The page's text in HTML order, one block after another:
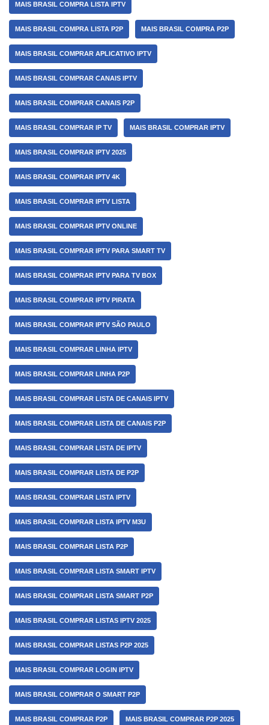
MAIS BRASIL COMPRA LISTA IPTV
MAIS BRASIL COMPRA LISTA P2P MAIS BRASIL COMPRA P2P
MAIS BRASIL COMPRAR APLICATIVO IPTV
MAIS BRASIL COMPRAR CANAIS IPTV
MAIS BRASIL COMPRAR CANAIS P2P
MAIS BRASIL COMPRAR IP TV MAIS BRASIL COMPRAR IPTV
MAIS BRASIL COMPRAR IPTV 2025
MAIS BRASIL COMPRAR IPTV 4K
MAIS BRASIL COMPRAR IPTV LISTA
MAIS BRASIL COMPRAR IPTV ONLINE
MAIS BRASIL COMPRAR IPTV PARA SMART TV
MAIS BRASIL COMPRAR IPTV PARA TV BOX
MAIS BRASIL COMPRAR IPTV PIRATA
MAIS BRASIL COMPRAR IPTV SÃO PAULO
MAIS BRASIL COMPRAR LINHA IPTV
MAIS BRASIL COMPRAR LINHA P2P
MAIS BRASIL COMPRAR LISTA DE CANAIS IPTV
MAIS BRASIL COMPRAR LISTA DE CANAIS P2P
MAIS BRASIL COMPRAR LISTA DE IPTV
MAIS BRASIL COMPRAR LISTA DE P2P
MAIS BRASIL COMPRAR LISTA IPTV
MAIS BRASIL COMPRAR LISTA IPTV M3U
MAIS BRASIL COMPRAR LISTA P2P
MAIS BRASIL COMPRAR LISTA SMART IPTV
MAIS BRASIL COMPRAR LISTA SMART P2P
MAIS BRASIL COMPRAR LISTAS IPTV 2025
MAIS BRASIL COMPRAR LISTAS P2P 2025
MAIS BRASIL COMPRAR LOGIN IPTV
MAIS BRASIL COMPRAR O SMART P2P
MAIS BRASIL COMPRAR P2P MAIS BRASIL COMPRAR P2P 2025